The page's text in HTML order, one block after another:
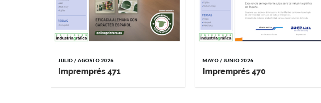
JULIO / AGOSTO 2026
Impremprés 471
MAYO / JUNIO 2026
Impremprés 470